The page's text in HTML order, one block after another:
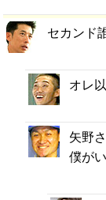
セカンド
オレ
矢野
僕が